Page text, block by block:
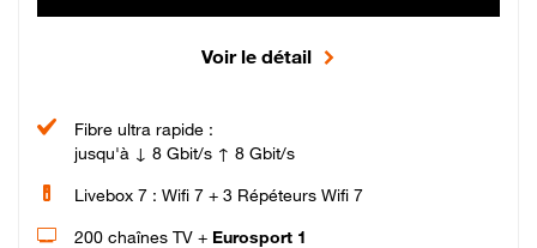
Voir le détail
Fibre ultra rapide :
jusqu'à ↓ 8 Gbit/s ↑ 8 Gbit/s
Livebox 7 : Wifi 7 + 3 Répéteurs Wifi 7
200 chaînes TV + Eurosport 1